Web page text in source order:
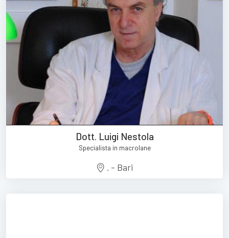
Dott. Luigi Nestola
Specialista in macrolane
. - Bari